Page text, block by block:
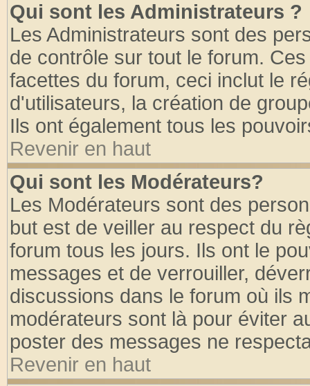
Qui sont les Administrateurs ?
Les Administrateurs sont des
de contrôle sur tout le forum.
facettes du forum, ceci inclut le
d'utilisateurs, la création de
Ils ont également tous les
Revenir en haut
Qui sont les Modérateurs?
Les Modérateurs sont des
but est de veiller au respect du
forum tous les jours. Ils ont le
messages et de verrouiller,
discussions dans le forum où ils
modérateurs sont là pour éviter
poster des messages ne
Revenir en haut